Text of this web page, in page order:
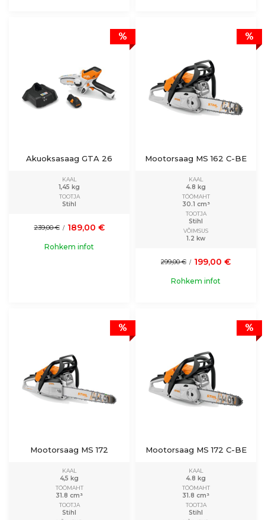
%
Akuoksasaag GTA 26
KAAL
1,45 kg
TOOTJA
Stihl
239,00 € / 189,00 €
Rohkem infot
%
Mootorsaag MS 162 C-BE
KAAL
4.8 kg
TÖÖMAHT
30.1 cm³
TOOTJA
Stihl
VÕIMSUS
1.2 kw
299,00 € / 199,00 €
Rohkem infot
%
Mootorsaag MS 172
KAAL
4,5 kg
TÖÖMAHT
31.8 cm³
TOOTJA
Stihl
%
Mootorsaag MS 172 C-BE
KAAL
4.8 kg
TÖÖMAHT
31.8 cm³
TOOTJA
Stihl